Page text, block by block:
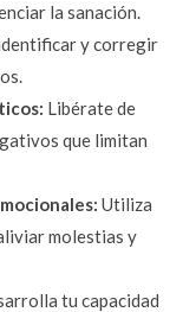
la sanación.
y corregir
Libérate de
que limitan
Utiliza
molestias y
tu capacidad